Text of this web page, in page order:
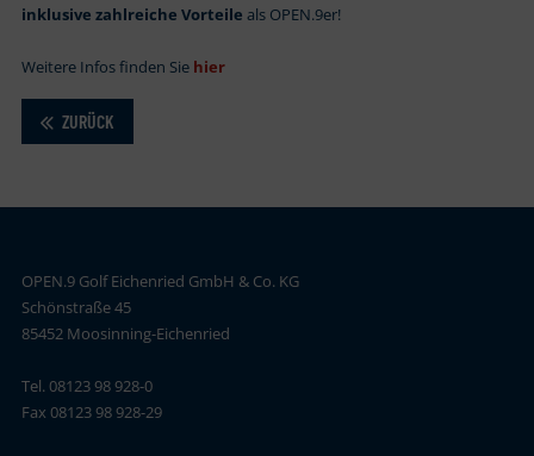
inklusive zahlreiche Vorteile als OPEN.9er!
Weitere Infos finden Sie hier
ZURÜCK
OPEN.9 Golf Eichenried GmbH & Co. KG
Schönstraße 45
85452 Moosinning-Eichenried
Tel. 08123 98 928-0
Fax 08123 98 928-29